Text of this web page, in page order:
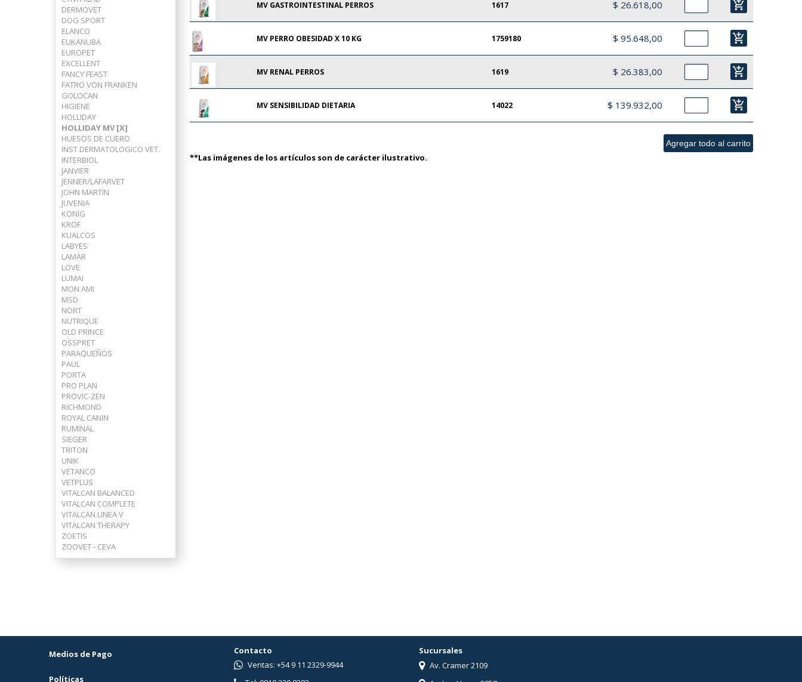
DERMOVET
DOG SPORT
ELANCO
EUKANUBA
EUROPET
EXCELLENT
FANCY FEAST
FATRO VON FRANKEN
GOLOCAN
HIGIENE
HOLLIDAY
HOLLIDAY MV [X]
HUESOS DE CUERO
INST.DERMATOLOGICO VET.
INTERBIOL
JANVIER
JENNER/LAFARVET
JOHN MARTIN
JUVENIA
KONIG
KROF
KUALCOS
LABYES
LAMAR
LOVE
LUMAI
MON AMI
MSD
NORT
NUTRIQUE
OLD PRINCE
OSSPRET
PARAQUEÑOS
PAUL
PORTA
PRO PLAN
PROVIC-ZEN
RICHMOND
ROYAL CANIN
RUMINAL
SIEGER
TRITON
UNIK
VETANCO
VETPLUS
VITALCAN BALANCED
VITALCAN COMPLETE
VITALCAN LINEA V
VITALCAN THERAPY
ZOETIS
ZOOVET - CEVA
MV GASTROINTESTINAL PERROS 1617 $ 26.618,00 add_shopping_cart
MV PERRO OBESIDAD X 10 KG 1759180 $ 95.648,00 add_shopping_cart
MV RENAL PERROS 1619 $ 26.383,00 add_shopping_cart
MV SENSIBILIDAD DIETARIA 14022 $ 139.932,00 add_shopping_cart
**Las imágenes de los artículos son de carácter ilustrativo.
Medios de Pago
Políticas
Contacto
Ventas: +54 9 11 2329-9944
Sucursales
Av. Cramer 2109